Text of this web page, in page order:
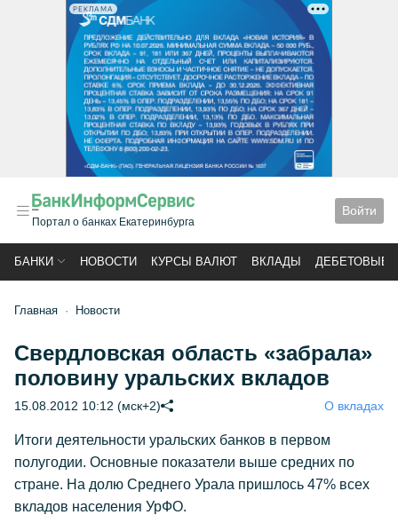
РЕКЛАМА
Портал о банках Екатеринбурга
Войти
БАНКИ НОВОСТИ КУРСЫ ВАЛЮТ ВКЛАДЫ ДЕБЕТОВЫЕ
Главная Новости
Свердловская область «забрала»
половину уральских вкладов
15.08.2012 10:12 (мск+2) О вкладах
Итоги деятельности уральских банков в первом
полугодии. Основные показатели выше средних по
стране. На долю Среднего Урала пришлось 47% всех
вкладов населения УрФО.